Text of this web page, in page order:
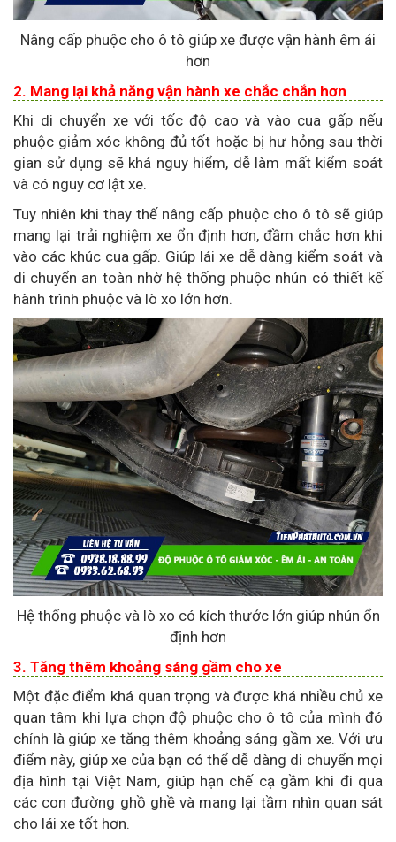
Nâng cấp phuộc cho ô tô giúp xe được vận hành êm ái
hơn
2. Mang lại khả năng vận hành xe chắc chắn hơn
Khi di chuyển xe với tốc độ cao và vào cua gấp nếu
phuộc giảm xóc không đủ tốt hoặc bị hư hỏng sau thời
gian sử dụng sẽ khá nguy hiểm, dễ làm mất kiểm soát
và có nguy cơ lật xe.
Tuy nhiên khi thay thế nâng cấp phuộc cho ô tô sẽ giúp
mang lại trải nghiệm xe ổn định hơn, đầm chắc hơn khi
vào các khúc cua gấp. Giúp lái xe dễ dàng kiểm soát và
di chuyển an toàn nhờ hệ thống phuộc nhún có thiết kế
hành trình phuộc và lò xo lớn hơn.
Hệ thống phuộc và lò xo có kích thước lớn giúp nhún ổn
định hơn
3. Tăng thêm khoảng sáng gầm cho xe
Một đặc điểm khá quan trọng và được khá nhiều chủ xe
quan tâm khi lựa chọn độ phuộc cho ô tô của mình đó
chính là giúp xe tăng thêm khoảng sáng gầm xe. Với ưu
điểm này, giúp xe của bạn có thể dễ dàng di chuyển mọi
địa hình tại Việt Nam, giúp hạn chế cạ gầm khi đi qua
các con đường ghồ ghề và mang lại tầm nhìn quan sát
cho lái xe tốt hơn.